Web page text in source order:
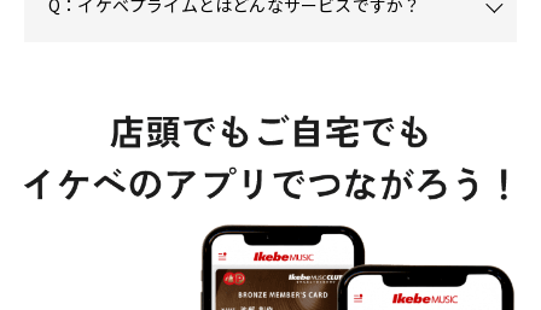
Q：イケベプライムとはどんなサービスですか？